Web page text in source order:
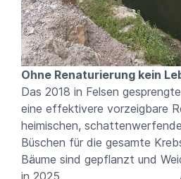
Ohne Renaturierung kein
Das 2018 in Felsen
eine effektivere vorzeigbare
heimischen,
Büschen für die gesamte
Bäume sind gepflanzt und
in 2025